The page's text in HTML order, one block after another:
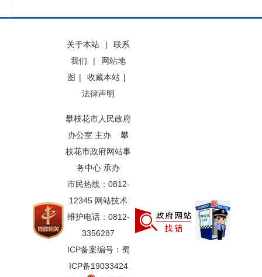
关于本站 |
联系
我们
|
网站地
图 | 收藏本站 |
法律声明
攀枝花市人民政府
办公室 主办 攀
枝花市政府网站事
务中心 承办
市民热线：0812-
12345 网站技术
维护电话：0812-
3356287
ICP备案编号：蜀
ICP备19033424